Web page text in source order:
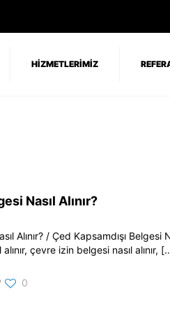
HİZMETLERİMİZ
Nasıl Alınır?
Alınır? / Çed Kapsamdışı Belgesi
çevre izin belgesi nasıl alınır,
0